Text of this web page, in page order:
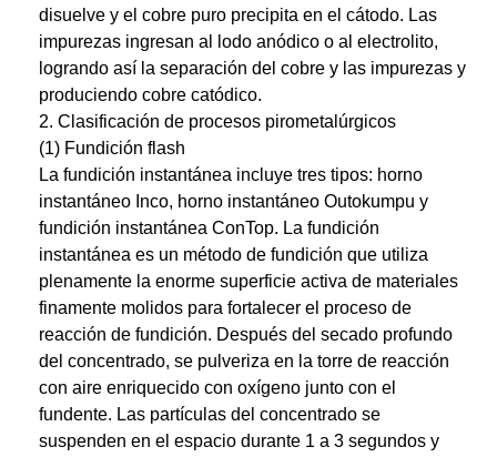
disuelve y el cobre puro precipita en el cátodo. Las
impurezas ingresan al lodo anódico o al electrolito,
logrando así la separación del cobre y las impurezas y
produciendo cobre catódico.
2. Clasificación de procesos pirometalúrgicos
(1) Fundición flash
La fundición instantánea incluye tres tipos: horno
instantáneo Inco, horno instantáneo Outokumpu y
fundición instantánea ConTop. La fundición
instantánea es un método de fundición que utiliza
plenamente la enorme superficie activa de materiales
finamente molidos para fortalecer el proceso de
reacción de fundición. Después del secado profundo
del concentrado, se pulveriza en la torre de reacción
con aire enriquecido con oxígeno junto con el
fundente. Las partículas del concentrado se
suspenden en el espacio durante 1 a 3 segundos y